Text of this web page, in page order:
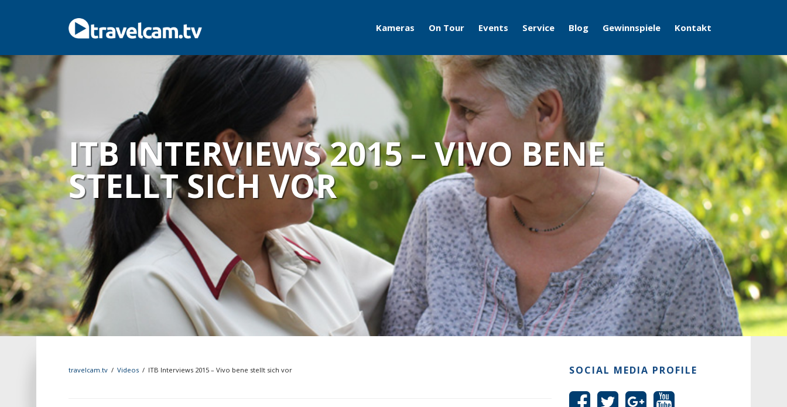
Kameras
Travelcams
Boatcams
Naturecams
On Tour
AERO
ITB
IFA
Grüne Woche
Motorworld Classics
Bodensee
Musikmesse
CMS
Events Service Blog Gewinnspiele Kontakt
ITB INTERVIEWS 2015 – VIVO BENE
STELLT SICH VOR
travelcam.tv / Videos / ITB Interviews 2015 – Vivo bene stellt sich vor SOCIAL MEDIA PROFILE